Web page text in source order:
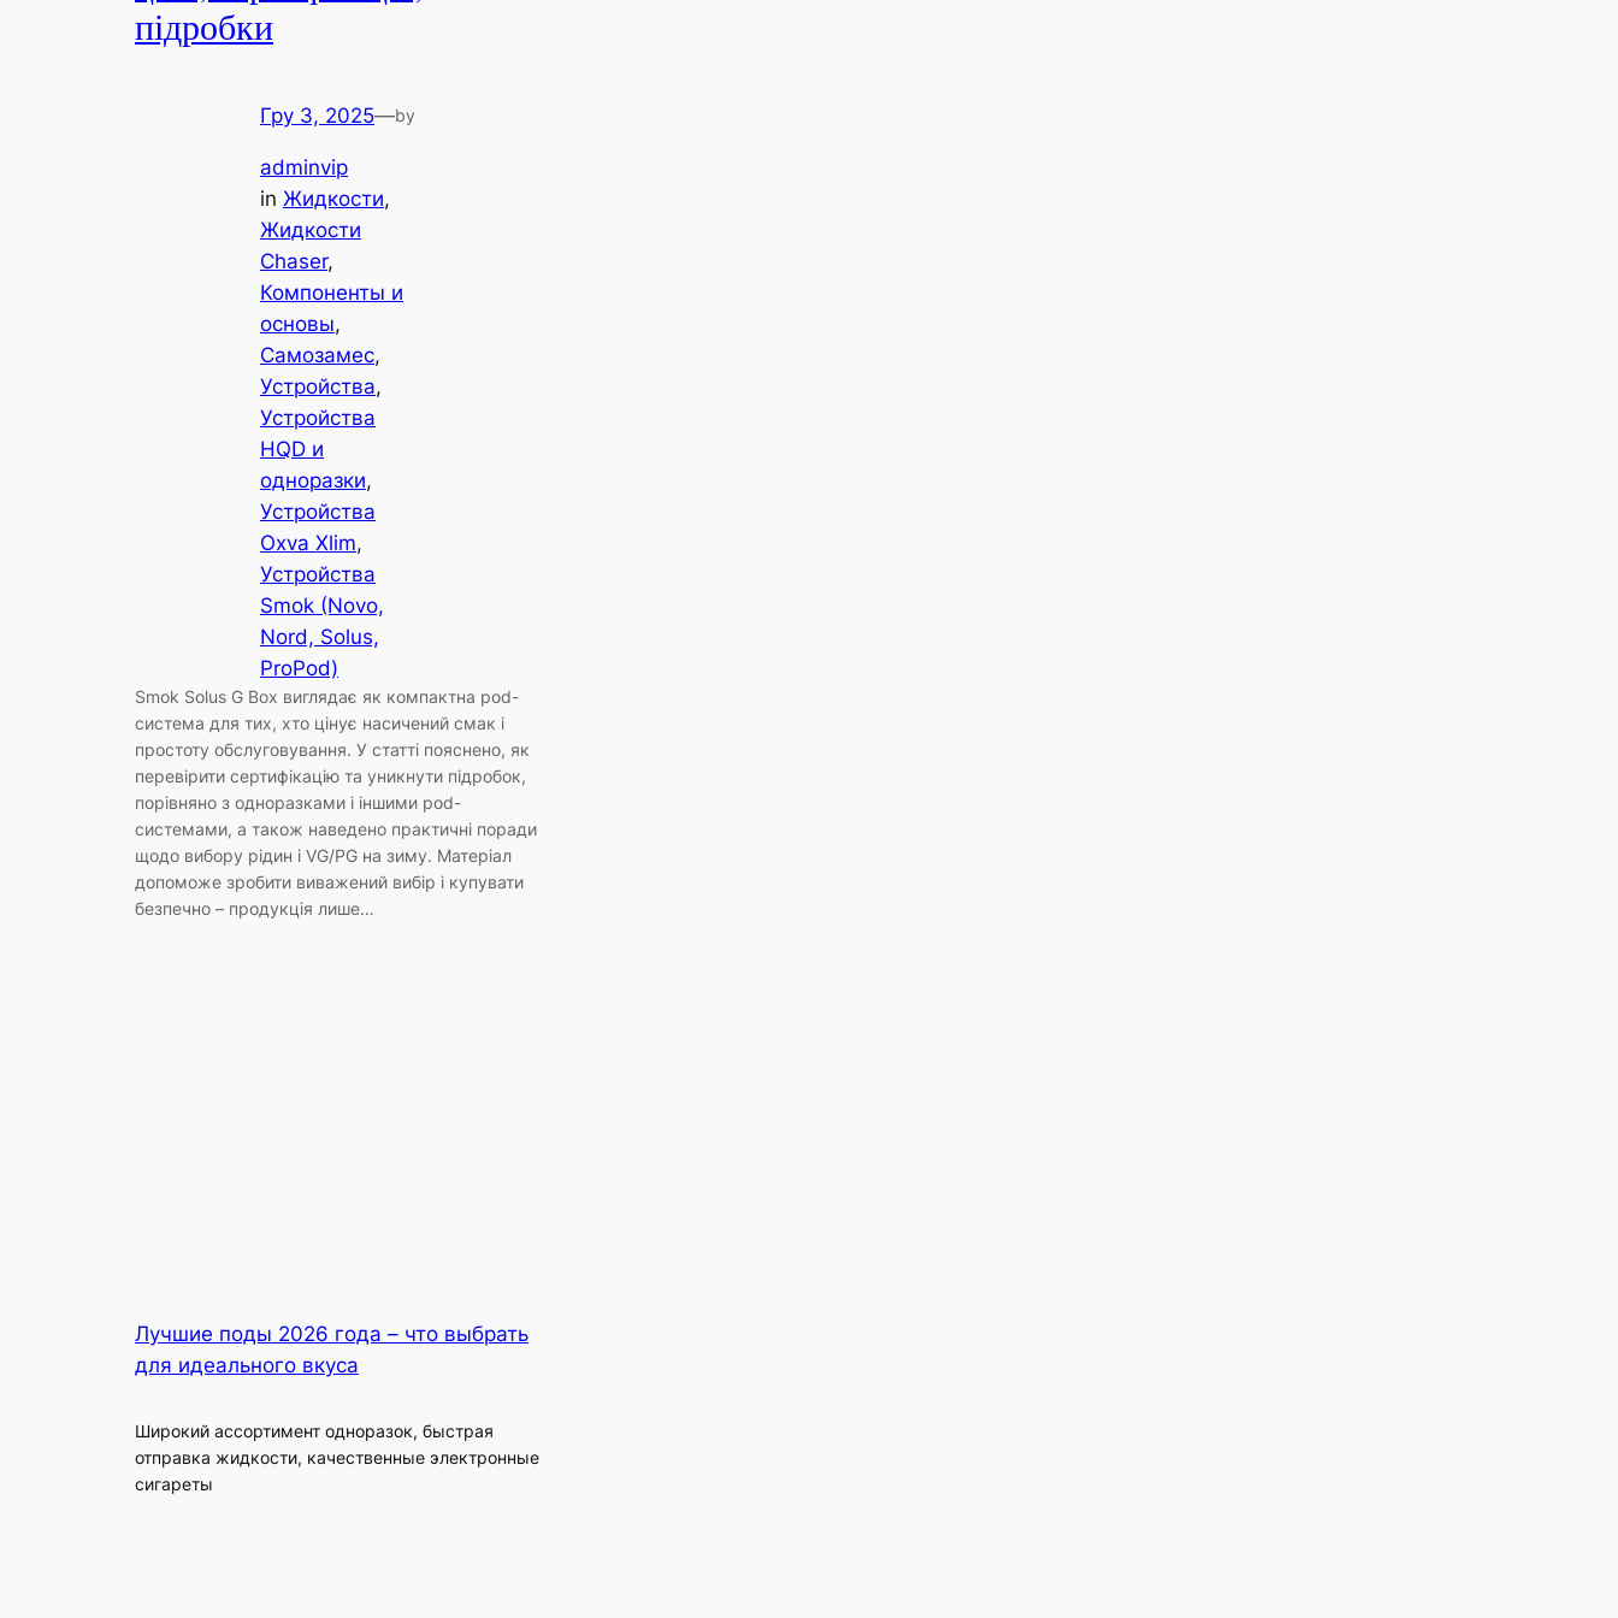
підробки
Гру 3, 2025—by
adminvip
in Жидкости
Жидкости
Chaser
Компоненты и
основы
Самозамес
Устройства
Устройства
HQD и
одноразки
Устройства
Oxva Xlim
Устройства
Smok (Novo,
Nord, Solus,
ProPod)
Smok Solus G Box виглядає як компактна pod-
система для тих, хто цінує насичений смак і
простоту обслуговування. У статті пояснено, як
перевірити сертифікацію та уникнути підробок,
порівняно з одноразками і іншими pod-
системами, а також наведено практичні поради
щодо вибору рідин і VG/PG на зиму. Матеріал
допоможе зробити виважений вибір і купувати
безпечно – продукція лише…
Лучшие поды 2026 года – что выбрать
для идеального вкуса
Широкий ассортимент одноразок, быстрая
отправка жидкости, качественные электронные
сигареты